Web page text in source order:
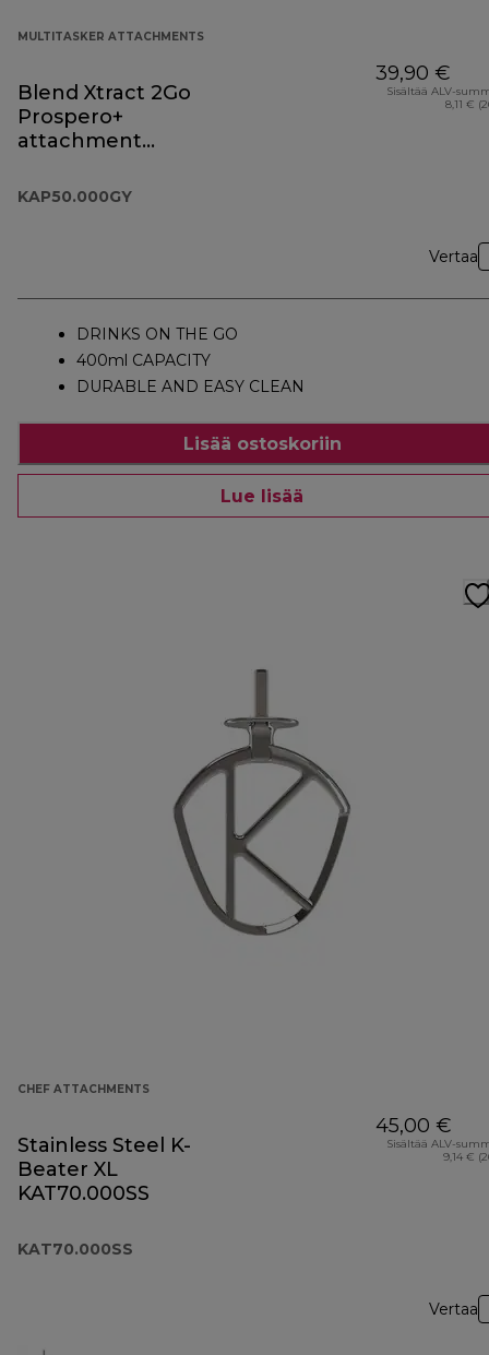
MULTITASKER ATTACHMENTS
Blend Xtract 2Go
Prospero+
attachment
KAP50.000GY
39,90 €
Sisältää ALV-
8,11 €
Vertaa
DRINKS ON THE GO
400ml CAPACITY
DURABLE AND EASY CLEAN
Lisää ostoskoriin
Lue lisää
CHEF ATTACHMENTS
Stainless Steel K-
Beater XL
KAT70.000SS
KAT70.000SS
45,00 €
Sisältää ALV-
9,14 €
Vertaa